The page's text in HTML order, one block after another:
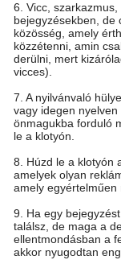
6. Vicc,
bejegyzésekben, de
közösség, amely
közzétenni, amin
derülni, mert
vicces).
7. A nyilvánvaló
vagy idegen nyelven
önmagukba forduló
le a klotyón.
8. Húzd le a klotyón
amelyek olyan
amely egyértelműen
9. Ha egy
találsz, de maga a
ellentmondásban a
akkor nyugodtan